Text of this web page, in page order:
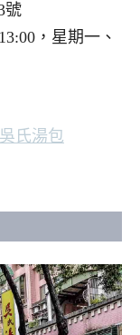
號
，星期一、
吳氏湯包